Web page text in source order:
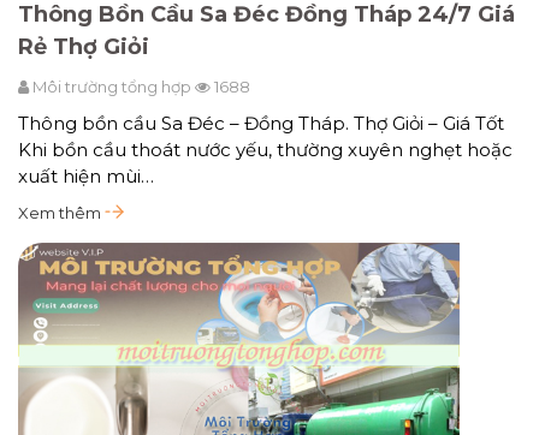
Thông Bồn Cầu Sa Đéc Đồng Tháp 24/7 Giá
Rẻ Thợ Giỏi
Môi trường tổng hợp 1688
Thông bồn cầu Sa Đéc – Đồng Tháp. Thợ Giỏi – Giá Tốt
Khi bồn cầu thoát nước yếu, thường xuyên nghẹt hoặc
xuất hiện mùi…
Xem thêm